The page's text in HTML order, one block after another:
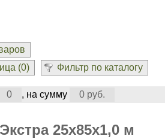
(0) Фильтр по каталогу
0 , на сумму 0 руб.
25х85х1,0 м